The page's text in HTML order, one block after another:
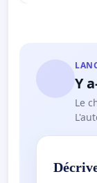
Merci de
Y
Le